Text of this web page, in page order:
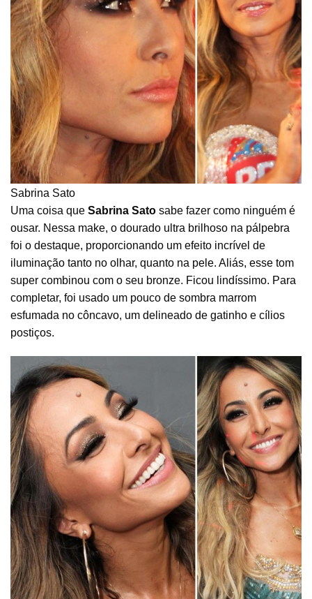
Sabrina Sato
Uma coisa que Sabrina Sato sabe fazer como ninguém é
ousar. Nessa make, o dourado ultra brilhoso na pálpebra
foi o destaque, proporcionando um efeito incrível de
iluminação tanto no olhar, quanto na pele. Aliás, esse tom
super combinou com o seu bronze. Ficou lindíssimo. Para
completar, foi usado um pouco de sombra marrom
esfumada no côncavo, um delineado de gatinho e cílios
postiços.